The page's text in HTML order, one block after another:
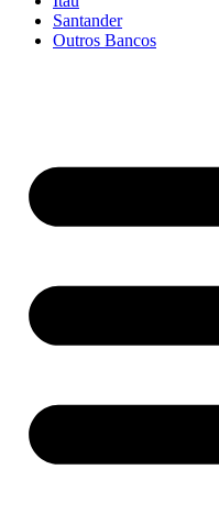
Santander
Outros Bancos